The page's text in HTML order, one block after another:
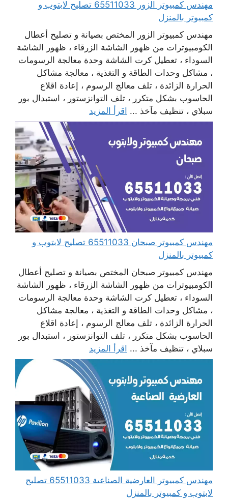
مهندس كمبيوتر الزور 65511033 تصليح لابتوب و
كمبيوتر بالمنزل
مهندس كمبيوتر الزور المختص بصيانة و تصليح أعطال
الكومبيوترات من ظهور الشاشة الزرقاء ، ظهور الشاشة
السوداء ، تعطيل كرت الشاشة وحدة معالجة الرسومات
، مشاكل وحدات الطاقة و التغذية ، معالجة مشاكل
الحرارة الزائدة ، تلف معالج الرسوم ، إعادة اقلاع
الحاسوب بشكل متكرر ، تلف التوانزستور ، استبدال بور
سبلاي ، تنظيف مآخذ ... اقرأ المزيد
مهندس كمبيوتر صبحان 65511033 تصليح لابتوب و
كمبيوتر بالمنزل
مهندس كمبيوتر صبحان المختص بصيانة و تصليح أعطال
الكومبيوترات من ظهور الشاشة الزرقاء ، ظهور الشاشة
السوداء ، تعطيل كرت الشاشة وحدة معالجة الرسومات
، مشاكل وحدات الطاقة و التغذية ، معالجة مشاكل
الحرارة الزائدة ، تلف معالج الرسوم ، إعادة اقلاع
الحاسوب بشكل متكرر ، تلف التوانزستور ، استبدال بور
سبلاي ، تنظيف مآخذ ... اقرأ المزيد
مهندس كمبيوتر العارضية الصناعية 65511033 تصليح
لابتوب و كمبيوتر بالمنزل